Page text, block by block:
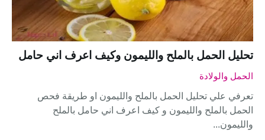
تحليل الحمل بالملح والليمون وكيف اعرف اني حامل
الحمل والولادة
تعرفي علي تحليل الحمل بالملح والليمون او طريقة فحص
الحمل بالملح والليمون و كيف اعرف اني حامل بالملح
والليمون...